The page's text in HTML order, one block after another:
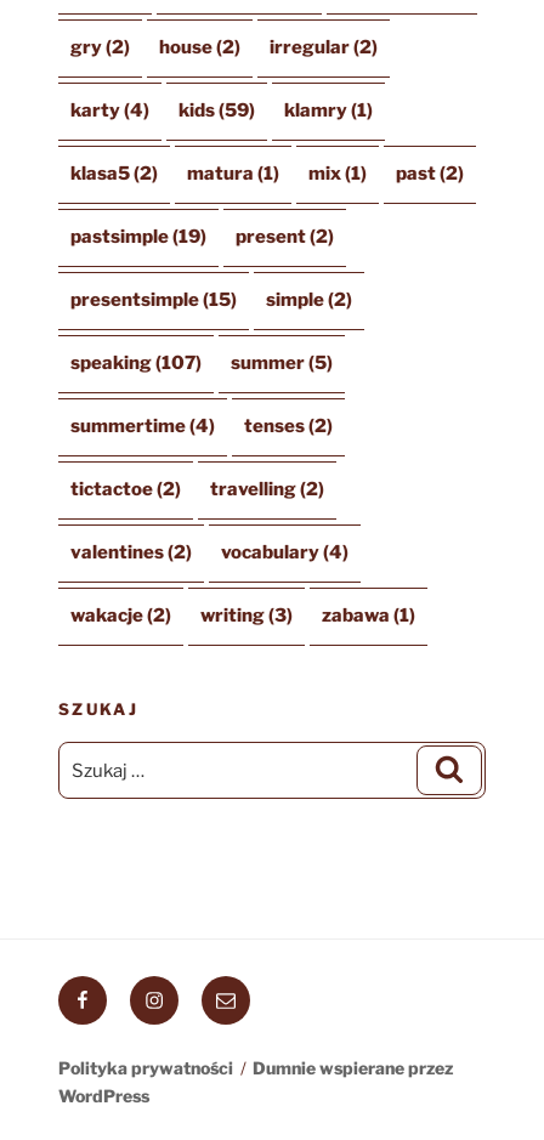
gry(2) house(2) irregular(2)
karty(4) kids(59) klamry(1)
klasa5(2) matura (1) mix(1) past(2)
pastsimple(19) present(2)
presentsimple(15) simple(2)
speaking(107) summer(5)
summertime(4) tenses(2)
tictactoe(2) travelling(2)
valentines(2) vocabulary(4)
wakacje(2) writing(3) zabawa (1)
SZUKAJ
Szukaj:
FacebookInstagramEmail
Polityka prywatności
Dumnie wspierane przez
WordPress